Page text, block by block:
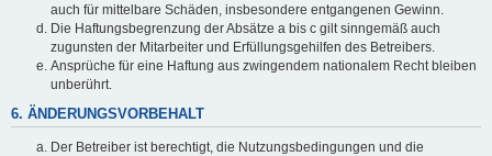
auch für mittelbare Schäden, insbesondere entgangenen Gewinn.
Die Haftungsbegrenzung der Absätze a bis c gilt sinngemäß auch
zugunsten der Mitarbeiter und Erfüllungsgehilfen des Betreibers.
Ansprüche für eine Haftung aus zwingendem nationalem Recht bleiben
unberührt.
6. ÄNDERUNGSVORBEHALT
Der Betreiber ist berechtigt, die Nutzungsbedingungen und die